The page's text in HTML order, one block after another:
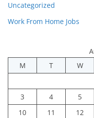
Uncategorized
Work From Home Jobs
M
T W
3
4 5
10
11 12